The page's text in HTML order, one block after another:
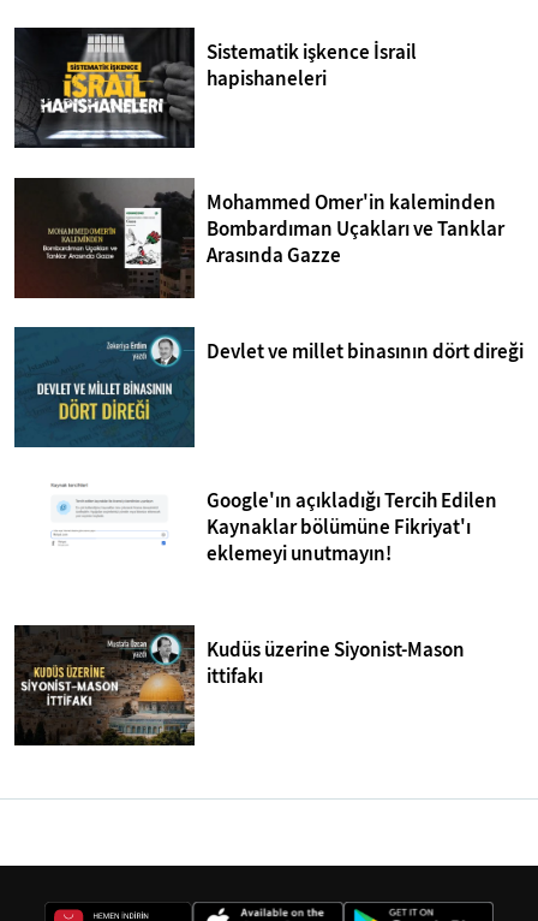
Sistematik işkence İsrail
hapishaneleri
Mohammed Omer'in kaleminden
Bombardıman Uçakları ve Tanklar
Arasında Gazze
Devlet ve millet binasının dört direği
Google'ın açıkladığı Tercih Edilen
Kaynaklar bölümüne Fikriyat'ı
eklemeyi unutmayın!
Kudüs üzerine Siyonist-Mason
ittifakı